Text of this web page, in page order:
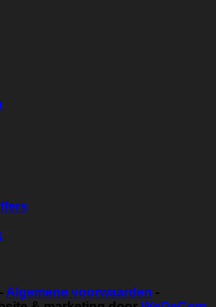
- Algemene voorwaarden -